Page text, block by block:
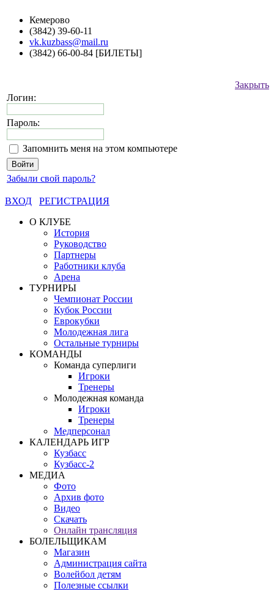
Кемерово
(3842) 39-60-11
vk.kuzbass@mail.ru
(3842) 66-00-84 [БИЛЕТЫ]
Закрыть
Логин:
Пароль:
Запомнить меня на этом компьютере
Забыли свой пароль?
ВХОД
РЕГИСТРАЦИЯ
О КЛУБЕ
История
Руководство
Партнеры
Работники клуба
Арена
ТУРНИРЫ
Чемпионат России
Кубок России
Еврокубки
Молодежная лига
Остальные турниры
КОМАНДЫ
Команда суперлиги
Игроки
Тренеры
Молодежная команда
Игроки
Тренеры
Медперсонал
КАЛЕНДАРЬ ИГР
Кузбасс
Кузбасс-2
МЕДИА
Фото
Архив фото
Видео
Скачать
Онлайн трансляция
БОЛЕЛЬЩИКАМ
Магазин
Администрация сайта
Волейбол детям
Полезные ссылки